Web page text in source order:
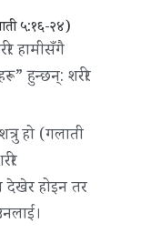
५:१६-२४)
हामीसँगै
हुन्छन्: शरीर
हो (गलाती
देखेर होइन तर